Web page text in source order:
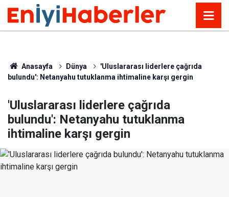
Anasayfa Dünya
'Uluslararası liderlere çağrıda
bulundu': Netanyahu tutuklanma ihtimaline karşı gergin
'Uluslararası liderlere çağrıda
bulundu': Netanyahu tutuklanma
ihtimaline karşı gergin